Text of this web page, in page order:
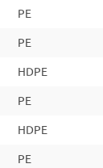
PE
PE
HDPE
PE
HDPE
PE